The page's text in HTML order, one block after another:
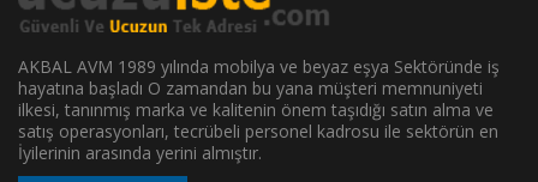
AKBAL AVM 1989 yılında mobilya ve beyaz eşya Sektöründe iş
hayatına başladı O zamandan bu yana müşteri memnuniyeti
ilkesi, tanınmış marka ve kalitenin önem taşıdığı satın alma ve
satış operasyonları, tecrübeli personel kadrosu ile sektörün en
İyilerinin arasında yerini almıştır.